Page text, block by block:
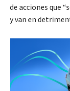
de acciones que
y van en